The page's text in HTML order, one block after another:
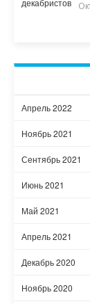
Апрель 2022
Ноябрь 2021
Сентябрь 2021
Июнь 2021
Май 2021
Апрель 2021
Декабрь 2020
Ноябрь 2020